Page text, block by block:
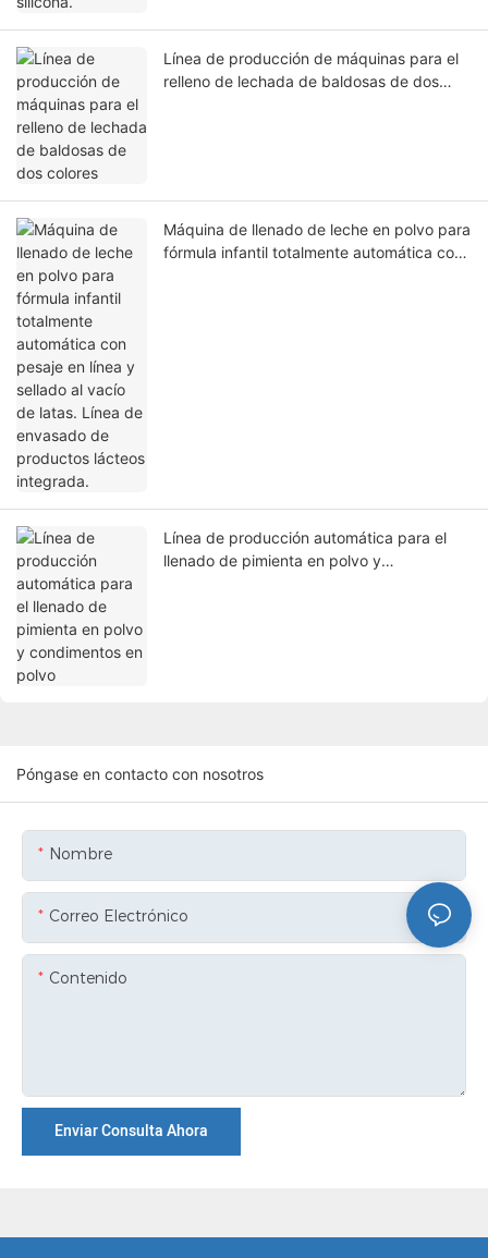
Línea de producción de máquinas para el
relleno de lechada de baldosas de dos
Máquina de llenado de leche en polvo para
fórmula infantil totalmente automática con
Línea de producción automática para el
llenado de pimienta en polvo y
Póngase en contacto con nosotros
Nombre
Correo Electrónico
Contenido
Enviar Consulta Ahora